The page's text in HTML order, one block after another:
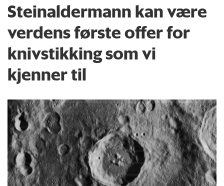
Steinaldermann kan være
verdens første offer for
knivstikking som vi
kjenner til